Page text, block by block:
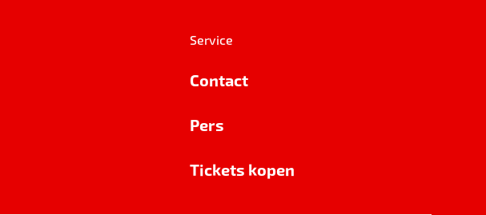
Service
Contact
Pers
Tickets kopen